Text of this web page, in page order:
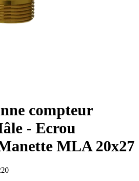
compteur
- Ecrou
MLA 20x27